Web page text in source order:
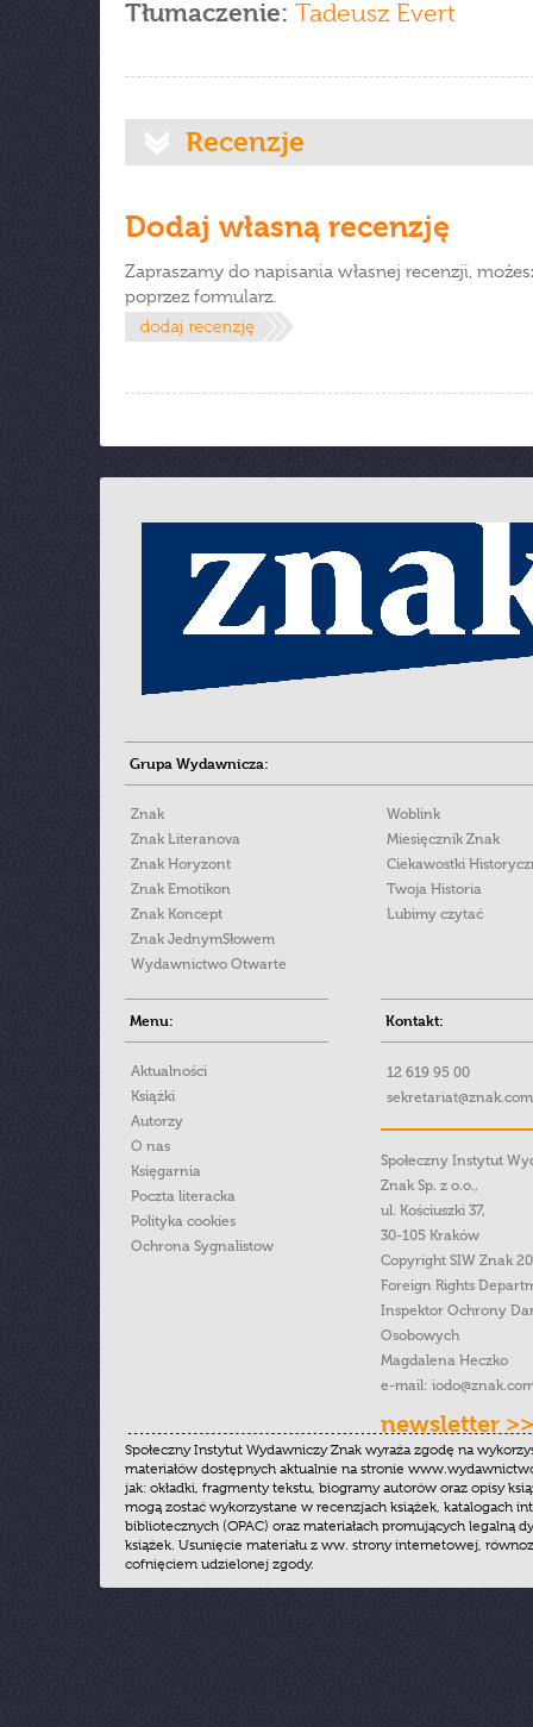
Tłumaczenie: Tadeusz Evert
Recenzje
Dodaj własną recenzję
Zapraszamy do napisania własnej recenzji,
poprzez formularz.
Grupa Wydawnicza:
Znak
Znak Literanova
Znak Horyzont
Znak Emotikon
Znak Koncept
Znak JednymSłowem
Wydawnictwo Otwarte
Woblink
Miesięcznik Znak
Ciekawostki
Twoja Historia
Lubimy czytać
Menu:
Aktualności
Książki
Autorzy
O nas
Księgarnia
Poczta literacka
Polityka cookies
Ochrona Sygnalistow
Kontakt:
12 619 95 00
Społeczny Instytut
Znak Sp. z o.o.,
ul. Kościuszki 37,
30-105 Kraków
Copyright SIW Znak
Foreign Rights
Inspektor Ochrony
Osobowych
Magdalena Heczko
e-mail:
newsletter >>
Społeczny Instytut Wydawniczy Znak wyraża zgodę na
materiałów dostępnych aktualnie na stronie
jak: okładki, fragmenty tekstu, biogramy autorów oraz opisy
mogą zostać wykorzystane w recenzjach książek, katalogach
bibliotecznych (OPAC) oraz materiałach promujących legalną
książek. Usunięcie materiału z ww. strony internetowej,
cofnięciem udzielonej zgody.